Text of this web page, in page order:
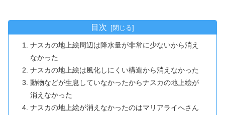
目次
ナスカの地上絵周辺は降水量が非常に少ないから消え
なかった
ナスカの地上絵は風化しにくい構造から消えなかった
動物などが生息していなかったからナスカの地上絵が
消えなかった
ナスカの地上絵が消えなかったのはマリアライへさん